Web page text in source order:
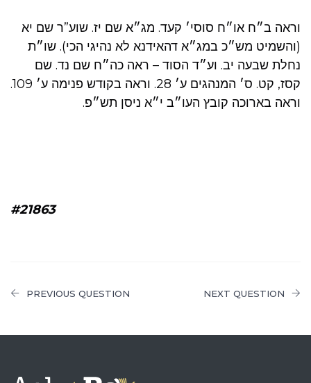
וראה ב״ח או״ח סוסי׳ קעד. מג״א שם יז. שוע”ר שם יא
(והשמיט מש״כ במג״א דהאידנא לא נהיגי הכי). שו״ת
נחלת שבעה יב. וע״ד הסוד – ראה כה״ח שם נד. שם
קסז, קט. ס׳ המנהגים ע׳ 28. וראה בקודש פנימה ע׳ 109.
וראה בארוכה קובץ העו״ב י״א ניסן תש״פ.
#21863
PREVIOUS QUESTION NEXT QUESTION